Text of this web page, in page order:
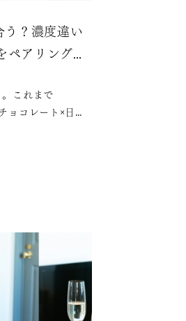
う？濃度違い
ペアリングし
これまで
コレート×日本
ーなど洋酒をイ
本酒の甘味とコ
グを探ってみま